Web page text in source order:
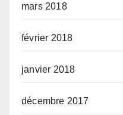
mars 2018
février 2018
janvier 2018
décembre 2017